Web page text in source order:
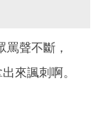
聲不斷，
來諷刺啊。